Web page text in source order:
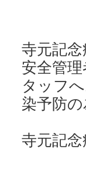
寺元記
安全管
タッフ
染予防
寺元記